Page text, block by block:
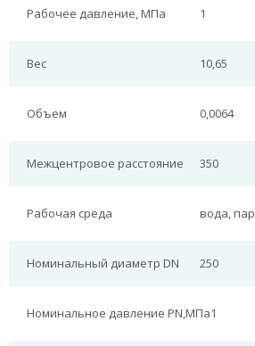
Рабочее давление, МПа 1
Вес 10,65
Объем 0,0064
Межцентровое расстояние 350
Рабочая среда вода, пар
Номинальный диаметр DN 250
Номинальное давление PN,МПа1